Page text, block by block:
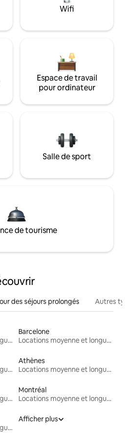
Wifi
Espace de travail
pour ordinateur
Salle de sport
de tourisme
des séjours prolongés Autres
Locations moyenne et longue durée
Barcelone
Locations moyenne et longue durée
Locations moyenne et longue durée
Athènes
Locations moyenne et longue durée
Locations moyenne et longue durée
Montréal
Locations moyenne et longue durée
Locations moyenne et longue durée
Afficher plus